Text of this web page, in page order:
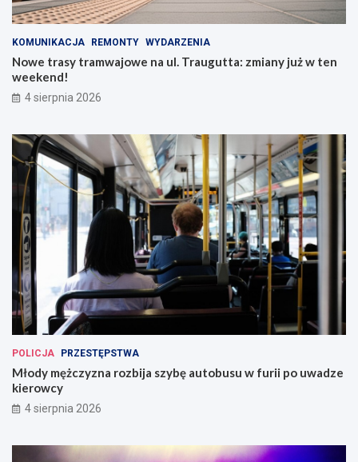
KOMUNIKACJA REMONTY WYDARZENIA
Nowe trasy tramwajowe na ul. Traugutta: zmiany już w ten
weekend!
4 sierpnia 2026
POLICJA PRZESTĘPSTWA
Młody mężczyzna rozbija szybę autobusu w furii po uwadze
kierowcy
4 sierpnia 2026